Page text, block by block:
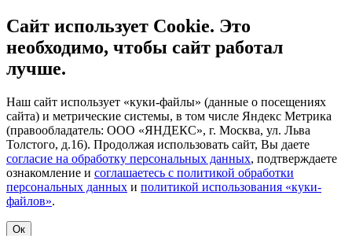
Сайт использует Cookie. Это
необходимо, чтобы сайт работал
лучше.
Наш сайт использует «куки-файлы» (данные о посещениях
сайта) и метрические системы, в том числе Яндекс Метрика
(правообладатель: ООО «ЯНДЕКС», г. Москва, ул. Льва
Толстого, д.16). Продолжая использовать сайт, Вы даете
согласие на обработку персональных данных, подтверждаете
ознакомление и соглашаетесь с политикой обработки
персональных данных и политикой использования «куки-
файлов».
Ок